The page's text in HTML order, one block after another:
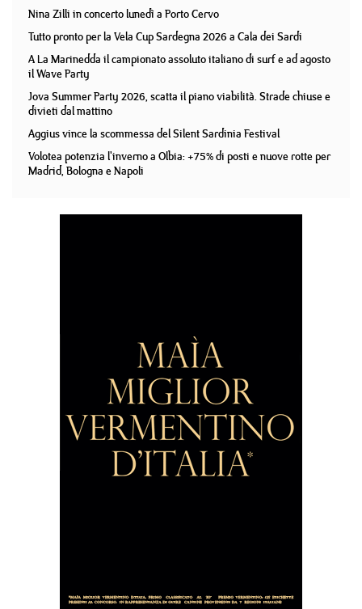
Nina Zilli in concerto lunedì a Porto Cervo
Tutto pronto per la Vela Cup Sardegna 2026 a Cala dei Sardi
A La Marinedda il campionato assoluto italiano di surf e ad agosto
il Wave Party
Jova Summer Party 2026, scatta il piano viabilità. Strade chiuse e
divieti dal mattino
Aggius vince la scommessa del Silent Sardinia Festival
Volotea potenzia l'inverno a Olbia: +75% di posti e nuove rotte per
Madrid, Bologna e Napoli